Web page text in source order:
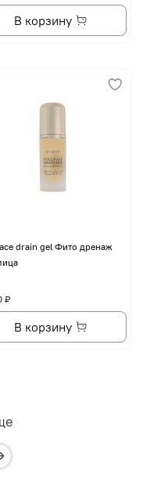
В корзину
drain gel Фито дренаж
₽
В корзину